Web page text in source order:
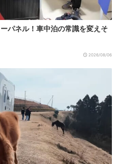
パネル！車中泊の常識を変えそ
2026/08/06